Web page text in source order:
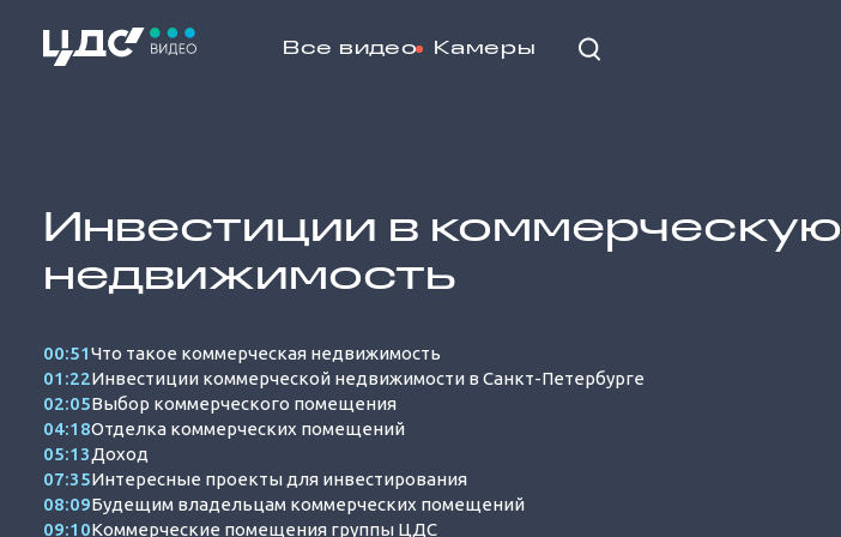
Все видео Камеры
Инвестиции в коммерческую
недвижимость
00:51Что такое коммерческая недвижимость
01:22Инвестиции коммерческой недвижимости в Санкт-Петербурге
02:05Выбор коммерческого помещения
04:18Отделка коммерческих помещений
05:13Доход
07:35Интересные проекты для инвестирования
08:09Будещим владельцам коммерческих помещений
09:10Коммерческие помещения группы ЦДС